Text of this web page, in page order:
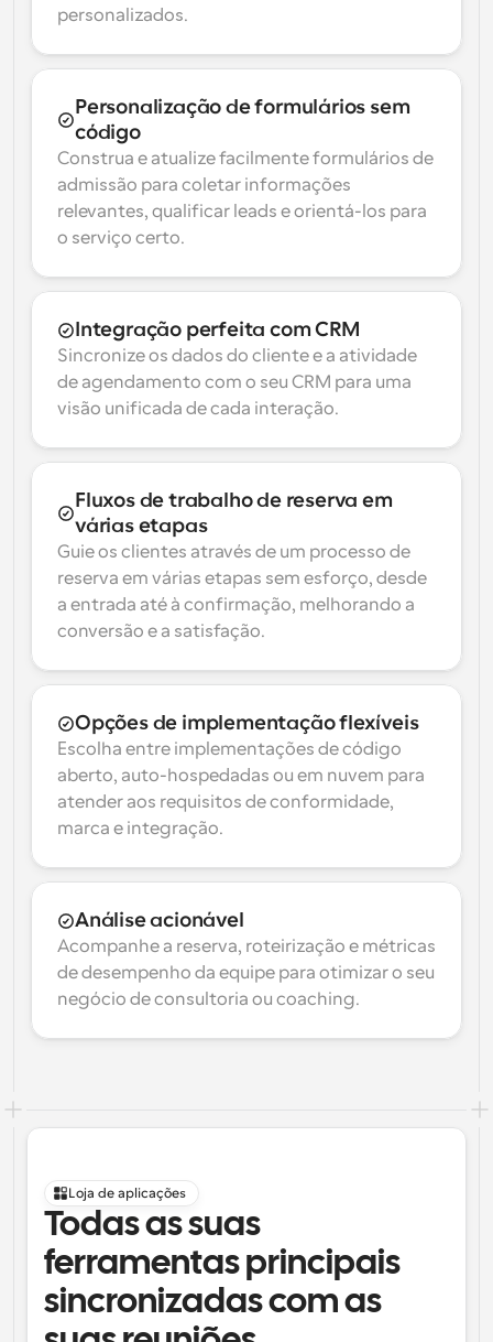
personalizados.
Personalização de formulários sem
código
Construa e atualize facilmente formulários de
admissão para coletar informações
relevantes, qualificar leads e orientá-los para
o serviço certo.
Integração perfeita com CRM
Sincronize os dados do cliente e a atividade
de agendamento com o seu CRM para uma
visão unificada de cada interação.
Fluxos de trabalho de reserva em
várias etapas
Guie os clientes através de um processo de
reserva em várias etapas sem esforço, desde
a entrada até à confirmação, melhorando a
conversão e a satisfação.
Opções de implementação flexíveis
Escolha entre implementações de código
aberto, auto-hospedadas ou em nuvem para
atender aos requisitos de conformidade,
marca e integração.
Análise acionável
Acompanhe a reserva, roteirização e métricas
de desempenho da equipe para otimizar o seu
negócio de consultoria ou coaching.
Loja de aplicações
Todas as suas
ferramentas principais
sincronizadas com as